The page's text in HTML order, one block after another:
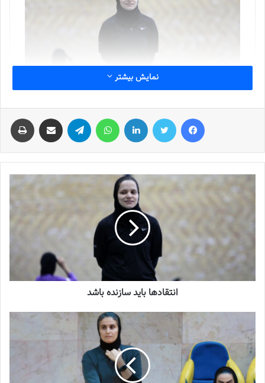
آمادگی تیم هر روز بیشتر می‌شود
نمایش بیشتر
انتقادها باید سازنده باشد